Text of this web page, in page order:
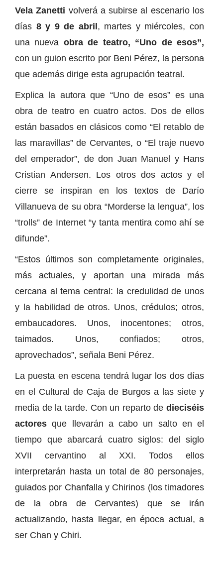
Vela Zanetti volverá a subirse al escenario los
días 8 y 9 de abril, martes y miércoles, con
una nueva obra de teatro, “Uno de esos”,
con un guion escrito por Beni Pérez, la persona
que además dirige esta agrupación teatral.
Explica la autora que “Uno de esos” es una
obra de teatro en cuatro actos. Dos de ellos
están basados en clásicos como “El retablo de
las maravillas” de Cervantes, o “El traje nuevo
del emperador”, de don Juan Manuel y Hans
Cristian Andersen. Los otros dos actos y el
cierre se inspiran en los textos de Darío
Villanueva de su obra “Morderse la lengua”, los
“trolls” de Internet “y tanta mentira como ahí se
difunde”.
“Estos últimos son completamente originales,
más actuales, y aportan una mirada más
cercana al tema central: la credulidad de unos
y la habilidad de otros. Unos, crédulos; otros,
embaucadores. Unos, inocentones; otros,
taimados. Unos, confiados; otros,
aprovechados”, señala Beni Pérez.
La puesta en escena tendrá lugar los dos días
en el Cultural de Caja de Burgos a las siete y
media de la tarde. Con un reparto de dieciséis
actoresque llevarán a cabo un salto en el
tiempo que abarcará cuatro siglos: del siglo
XVII cervantino al XXI. Todos ellos
interpretarán hasta un total de 80 personajes,
guiados por Chanfalla y Chirinos (los timadores
de la obra de Cervantes) que se irán
actualizando, hasta llegar, en época actual, a
ser Chan y Chiri.